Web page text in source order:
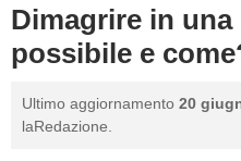
STILE
BIOGRAFIE
DEFINIZIONI
Dimagrire in
possibile e
Ultimo aggiornamento 20
laRedazione.